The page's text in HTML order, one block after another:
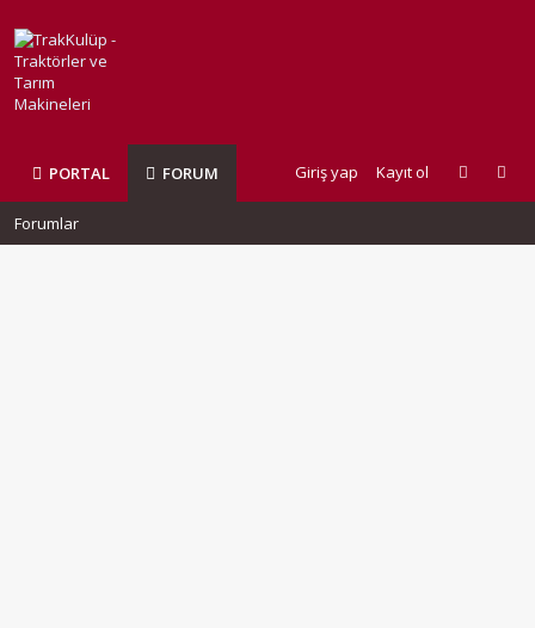
PORTAL FORUM Giriş yap Kayıt ol
Forumlar